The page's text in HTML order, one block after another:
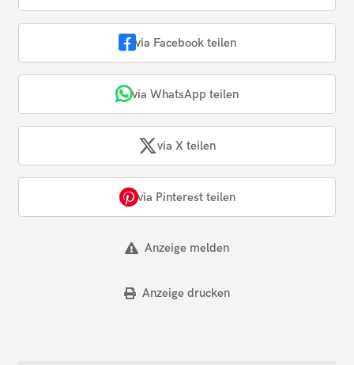
via Facebook teilen
via WhatsApp teilen
via X teilen
via Pinterest teilen
Anzeige melden
Anzeige drucken